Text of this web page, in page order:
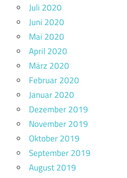
Juli 2020
Juni 2020
Mai 2020
April 2020
März 2020
Februar 2020
Januar 2020
Dezember 2019
November 2019
Oktober 2019
September 2019
August 2019